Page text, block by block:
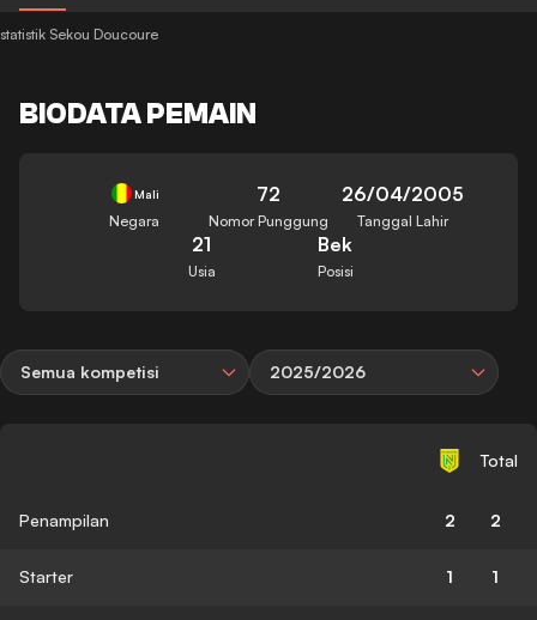
statistik Sekou Doucoure
BIODATA PEMAIN
Mali
Negara
72
Nomor Punggung
26/04/2005
Tanggal Lahir
21
Usia
Bek
Posisi
Semua kompetisi 2025/2026
Total
Penampilan 2 2
Starter 1 1